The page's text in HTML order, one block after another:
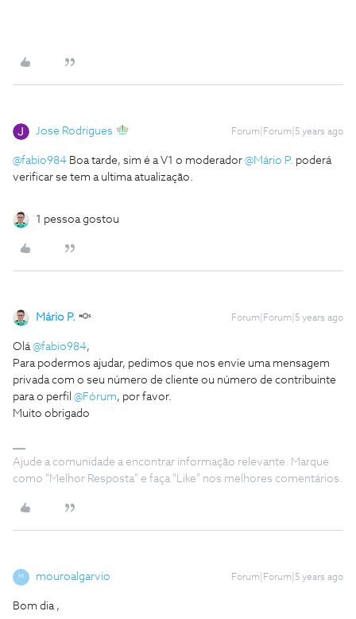
Jose Rodrigues Forum|Forum|5 years ago
@fabio984 Boa tarde, sim é a V1 o moderador @Mário P. poderá
verificar se tem a ultima atualização.
1 pessoa gostou
Mário P. Forum|Forum|5 years ago
Olá @fabio984,
Para podermos ajudar, pedimos que nos envie uma mensagem
privada com o seu número de cliente ou número de contribuinte
para o perfil @Fórum, por favor.
Muito obrigado
Ajude a comunidade a encontrar informação relevante. Marque
como "Melhor Resposta" e faça "Like" nos melhores comentários.
M mouroalgarvio Forum|Forum|5 years ago
Bom dia ,